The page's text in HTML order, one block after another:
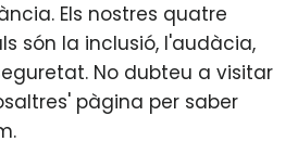
Els nostres quatre
són la inclusió, l'audàcia,
No dubteu a visitar
pàgina per saber